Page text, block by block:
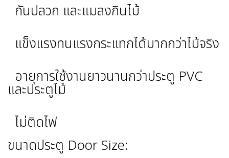
กันปลวก และแมลงกินไม้
แข็งแรงทนแรงกระแทกได้มากกว่าไม้จริง
อายุการใช้งานยาวนานกว่าประตู PVC
และประตูไม้
ไม่ติดไฟ
ขนาดประตู Door Size: